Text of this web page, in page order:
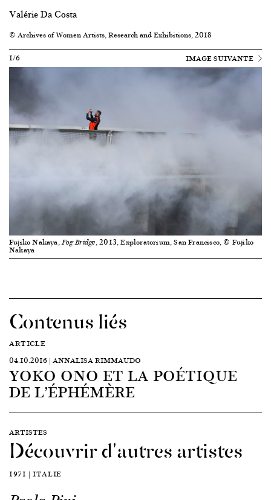
Valérie Da Costa
© Archives of Women Artists, Research and Exhibitions, 2018
1/6
IMAGE SUIVANTE
Fujiko Nakaya,Fog Bridge, 2013, Exploratorium, San Francisco, © Fujiko
Nakaya
Contenus liés
ARTICLE
04.10.2016 | ANNALISA RIMMAUDO
YOKO ONO ET LA POÉTIQUE
DE L’ÉPHÉMÈRE
ARTISTES
Découvrir d'autres artistes
1971 | ITALIE